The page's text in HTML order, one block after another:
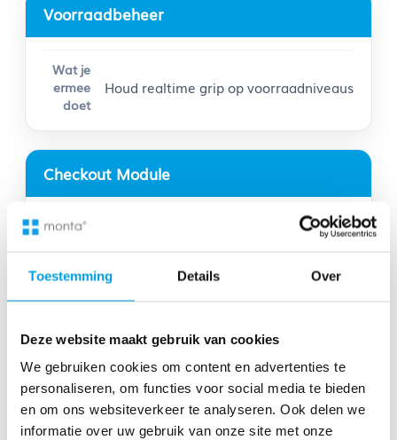
Toestemming Details Over
Deze website maakt gebruik van cookies
We gebruiken cookies om content en advertenties te
personaliseren, om functies voor social media te bieden
en om ons websiteverkeer te analyseren. Ook delen we
informatie over uw gebruik van onze site met onze
Voorraadbeheer
Houd realtime grip op voorraadniveaus
Checkout Module
Orderbeheer
Verwerk orders efficiënt en
geautomatiseerd